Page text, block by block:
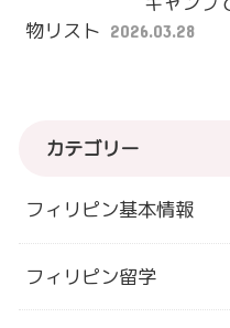
物リスト
2026.03.28
カテゴリー
フィリピン基本情報
フィリピン留学